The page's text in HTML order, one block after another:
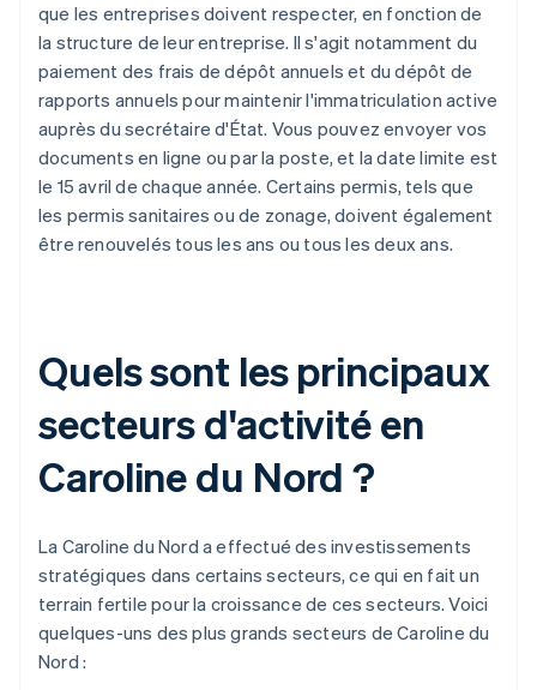
que les entreprises doivent respecter, en fonction de
la structure de leur entreprise. Il s'agit notamment du
paiement des frais de dépôt annuels et du dépôt de
rapports annuels pour maintenir l'immatriculation active
auprès du secrétaire d'État. Vous pouvez envoyer vos
documents en ligne ou par la poste, et la date limite est
le 15 avril de chaque année. Certains permis, tels que
les permis sanitaires ou de zonage, doivent également
être renouvelés tous les ans ou tous les deux ans.
Quels sont les principaux
secteurs d'activité en
Caroline du Nord ?
La Caroline du Nord a effectué des investissements
stratégiques dans certains secteurs, ce qui en fait un
terrain fertile pour la croissance de ces secteurs. Voici
quelques-uns des plus grands secteurs de Caroline du
Nord :